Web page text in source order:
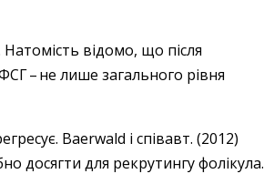
відомо, що після
– ​не лише загального рівня
Baerwald і співавт. (2012)
досягти для рекрутингу фолікула.